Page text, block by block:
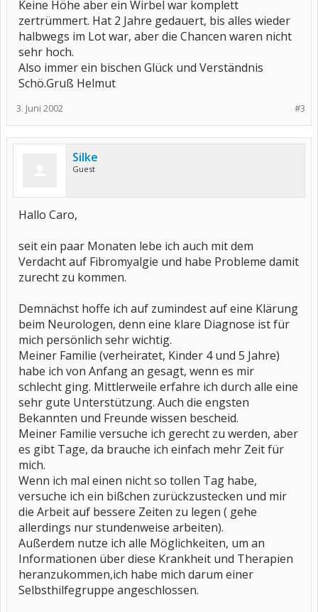
Keine Höhe aber ein Wirbel war komplett
zertrümmert. Hat 2 Jahre gedauert, bis alles wieder
halbwegs im Lot war, aber die Chancen waren nicht
sehr hoch.
Also immer ein bischen Glück und Verständnis
Schö.Gruß Helmut
#3
3. Juni 2002
Silke
Guest
Hallo Caro,
seit ein paar Monaten lebe ich auch mit dem
Verdacht auf Fibromyalgie und habe Probleme damit
zurecht zu kommen.
Demnächst hoffe ich auf zumindest auf eine Klärung
beim Neurologen, denn eine klare Diagnose ist für
mich persönlich sehr wichtig.
Meiner Familie (verheiratet, Kinder 4 und 5 Jahre)
habe ich von Anfang an gesagt, wenn es mir
schlecht ging. Mittlerweile erfahre ich durch alle eine
sehr gute Unterstützung. Auch die engsten
Bekannten und Freunde wissen bescheid.
Meiner Familie versuche ich gerecht zu werden, aber
es gibt Tage, da brauche ich einfach mehr Zeit für
mich.
Wenn ich mal einen nicht so tollen Tag habe,
versuche ich ein bißchen zurückzustecken und mir
die Arbeit auf bessere Zeiten zu legen ( gehe
allerdings nur stundenweise arbeiten).
Außerdem nutze ich alle Möglichkeiten, um an
Informationen über diese Krankheit und Therapien
heranzukommen,ich habe mich darum einer
Selbsthilfegruppe angeschlossen.